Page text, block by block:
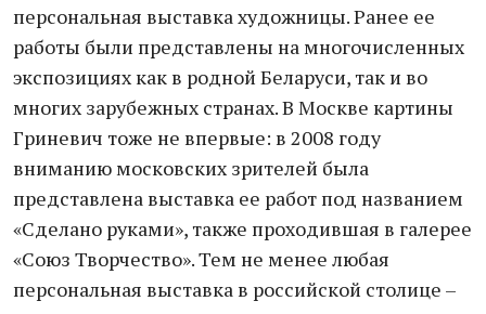
персональная выставка художницы. Ранее ее
работы были представлены на многочисленных
экспозициях как в родной Беларуси, так и во
многих зарубежных странах. В Москве картины
Гриневич тоже не впервые: в 2008 году
вниманию московских зрителей была
представлена выставка ее работ под названием
«Сделано руками», также проходившая в галерее
«Союз Творчество». Тем не менее любая
персональная выставка в российской столице –